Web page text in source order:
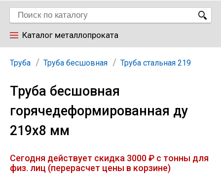
Каталог металлопроката
Арматура
Труба профильная
Труба
Труба Труба бесшовная Труба стальная 219
Труба бесшовная
горячедеформированная ду
219х8 мм
Сегодня действует скидка 3000 ₽ с тонны для
физ. лиц (перерасчет цены в корзине)